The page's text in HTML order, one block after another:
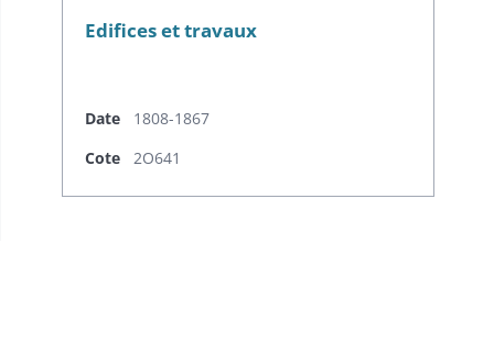
Edifices et travaux
Date
1808-1867
Cote
2O641